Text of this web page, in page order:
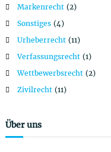
a
t
i
o
n
Markenrecht(2)
Sonstiges(4)
Urheberrecht(11)
Verfassungsrecht(1)
Wettbewerbsrecht(2)
Zivilrecht(11)
Über uns